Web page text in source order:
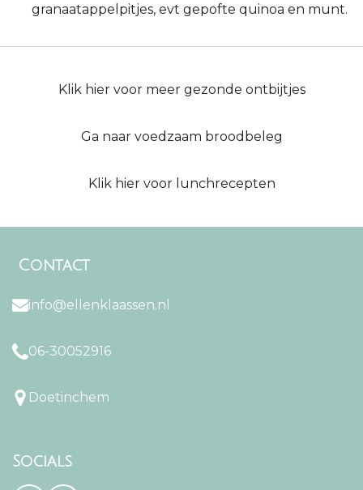
granaatappelpitjes, evt gepofte quinoa en munt.⁠ ⁠
Klik hier voor meer gezonde ontbijtjes
Ga naar voedzaam broodbeleg
Klik hier voor lunchrecepten
Contact
info@ellenklaassen.nl
06-30052916
Doetinchem
Socials